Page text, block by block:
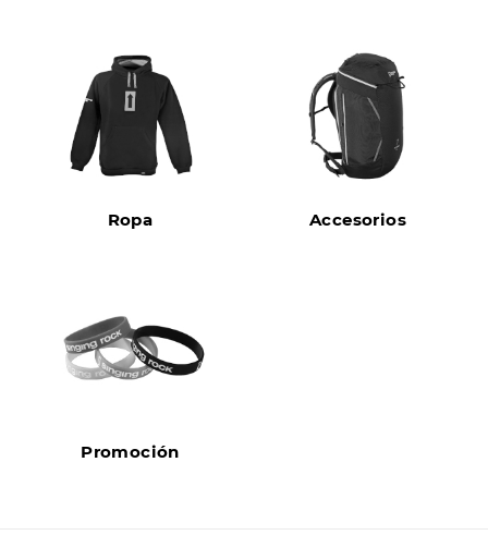
Ropa Accesorios
Promoción